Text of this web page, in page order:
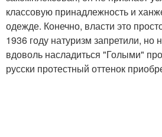
классовую принадлежность и
одежде. Конечно, власти это
1936 году натуризм запретили, но
вдоволь насладиться "Голыми"
русски протестный оттенок